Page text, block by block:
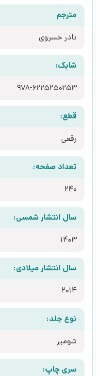
مترجم
نادر خسروی
شابک:
978-6225250253
قطع:
رقعی
تعداد صفحه:
240
سال انتشار شمسی:
1403
سال انتشار میلادی:
2014
نوع جلد:
شومیز
سری چاپ: